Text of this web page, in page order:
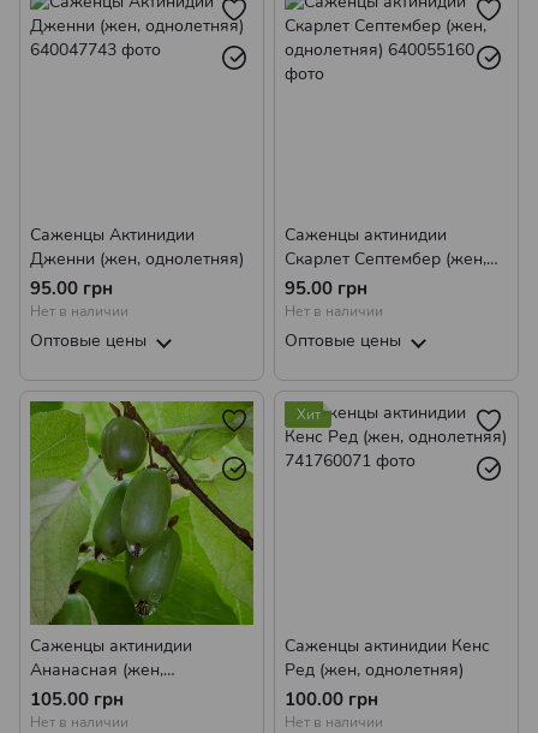
Саженцы Актинидии
Дженни (жен, однолетняя)
95.00 грн
Нет в наличии
Оптовые цены
Саженцы актинидии
Скарлет Септембер (жен,
однолетняя)
95.00 грн
Нет в наличии
Оптовые цены
Саженцы актинидии
Ананасная (жен,
однолетняя)
105.00 грн
Нет в наличии
Хит
Саженцы актинидии Кенс
Ред (жен, однолетняя)
100.00 грн
Нет в наличии